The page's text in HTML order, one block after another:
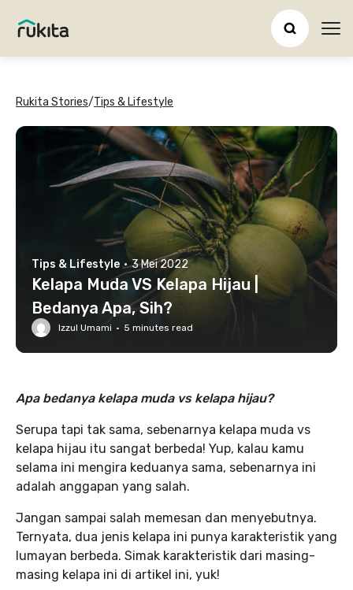
Rukita Stories/Tips & Lifestyle
Tips & Lifestyle · 3 Mei 2022
Kelapa Muda VS Kelapa Hijau |
Bedanya Apa, Sih?
Izzul Umami · 5 minutes read
Apa bedanya kelapa muda vs kelapa hijau?
Serupa tapi tak sama, sebenarnya kelapa muda vs
kelapa hijau itu sangat berbeda! Yup, kalau kamu
selama ini mengira keduanya sama, sebenarnya ini
adalah anggapan yang salah.
Jangan sampai salah memesan dan menyebutnya.
Ternyata, dua jenis kelapa ini punya karakteristik yang
lumayan berbeda. Simak karakteristik dari masing-
masing kelapa ini di artikel ini, yuk!